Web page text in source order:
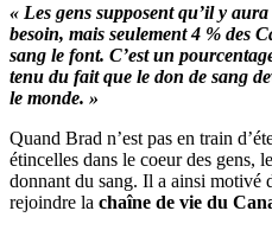
« Les gens supposent qu’il y
besoin, mais seulement 4 % des
sang le font. C’est un
tenu du fait que le don de sang
le monde. »
Quand Brad n’est pas en train
étincelles dans le coeur des gens,
donnant du sang. Il a ainsi motivé
rejoindre la chaîne de vie du